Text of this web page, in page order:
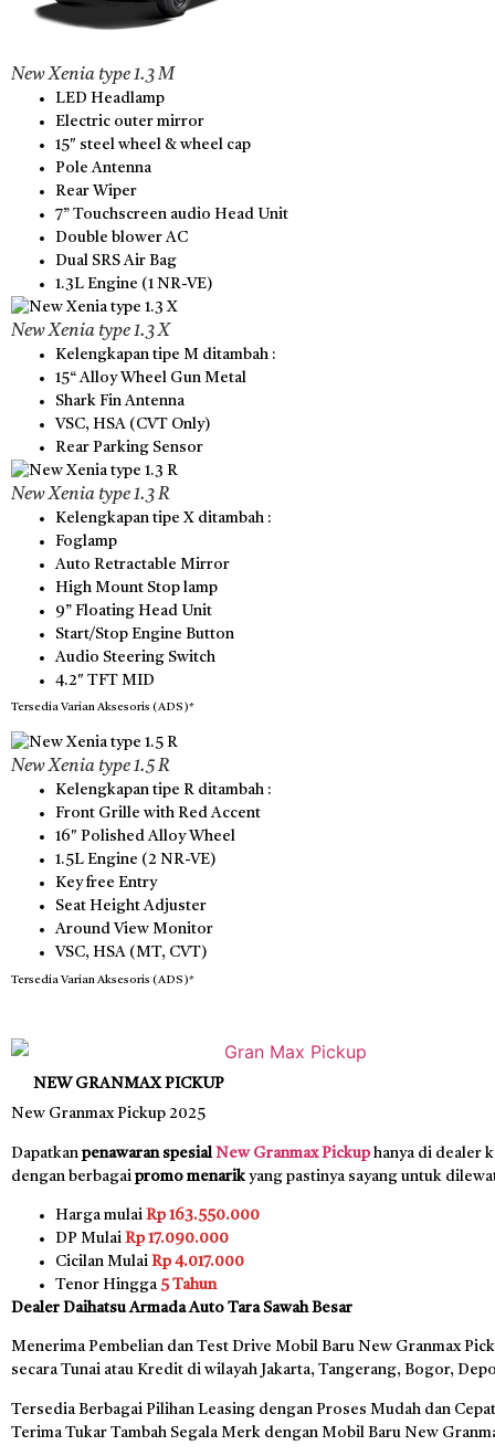
New Xenia type 1.3 M
LED Headlamp
Electric outer mirror
15″ steel wheel & wheel cap
Pole Antenna
Rear Wiper
7” Touchscreen audio Head Unit
Double blower AC
Dual SRS Air Bag
1.3L Engine (1 NR-VE)
New Xenia type 1.3 X
Kelengkapan tipe M ditambah :
15“ Alloy Wheel Gun Metal
Shark Fin Antenna
VSC, HSA (CVT Only)
Rear Parking Sensor
New Xenia type 1.3 R
Kelengkapan tipe X ditambah :
Foglamp
Auto Retractable Mirror
High Mount Stop lamp
9” Floating Head Unit
Start/Stop Engine Button
Audio Steering Switch
4.2″ TFT MID
Tersedia Varian Aksesoris (ADS)*
New Xenia type 1.5 R
Kelengkapan tipe R ditambah :
Front Grille with Red Accent
16″ Polished Alloy Wheel
1.5L Engine (2 NR-VE)
Key free Entry
Seat Height Adjuster
Around View Monitor
VSC, HSA (MT, CVT)
Tersedia Varian Aksesoris (ADS)*
NEW GRANMAX PICKUP
New Granmax Pickup 2025
Dapatkan penawaran spesial New Granmax Pickup hanya di dealer
dengan berbagai promo menarik yang pastinya sayang untuk
Harga mulai Rp 163.550.000
DP Mulai Rp 17.090.000
Cicilan Mulai Rp 4.017.000
Tenor Hingga 5 Tahun
Dealer Daihatsu Armada Auto Tara Sawah Besar
Menerima Pembelian dan Test Drive Mobil Baru New Granmax
secara Tunai atau Kredit di wilayah Jakarta, Tangerang, Bogor,
Tersedia Berbagai Pilihan Leasing dengan Proses Mudah dan
Terima Tukar Tambah Segala Merk dengan Mobil Baru New